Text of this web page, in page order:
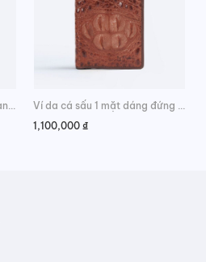
1,100,000 ₫